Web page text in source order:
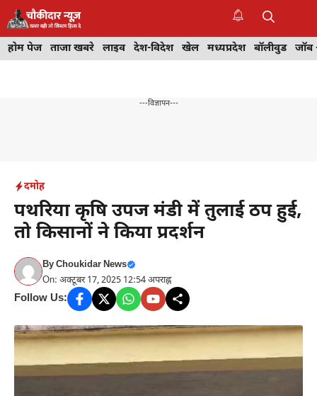
Skip
to
content
होम पेज ताजा खबरे लाइव देश-विदेश खेल मध्यप्रदेश बॉलीवुड
---विज्ञापन---
दमोह
पथरिया कृ​षि उपज मंडी में तुलाई ठप हुई,
तो किसानों ने किया प्रदर्शन
ByChoukidar News
On: अक्टूबर 17, 2025 12:54 अपराह्न
Follow Us: